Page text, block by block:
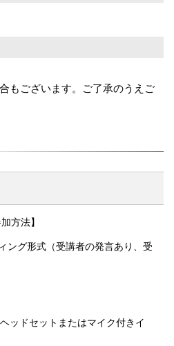
もございます。ご了承のうえご
方法】
グ形式（受講者の発言あり、受
ッドセットまたはマイク付きイ